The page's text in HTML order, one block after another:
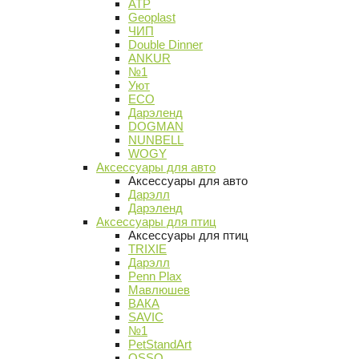
АТР
Geoplast
ЧИП
Double Dinner
ANKUR
№1
Уют
ECO
Дарэленд
DOGMAN
NUNBELL
WOGY
Аксессуары для авто
Аксессуары для авто
Дарэлл
Дарэленд
Аксессуары для птиц
Аксессуары для птиц
TRIXIE
Дарэлл
Penn Plax
Мавлюшев
ВАКА
SAVIC
№1
PetStandArt